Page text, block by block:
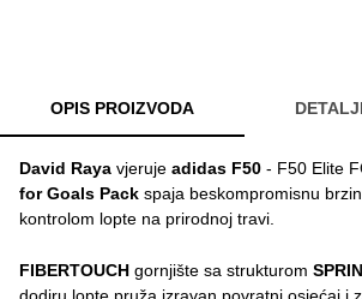
OPIS PROIZVODA
David Raya vjeruje adidas F50 - F50 Elite
for Goals Pack spaja beskompromisnu
kontrolom lopte na prirodnoj travi.
FIBERTOUCH gornjište sa strukturom